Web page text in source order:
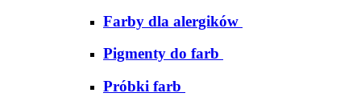
Farby dla alergików
Pigmenty do farb
Próbki farb